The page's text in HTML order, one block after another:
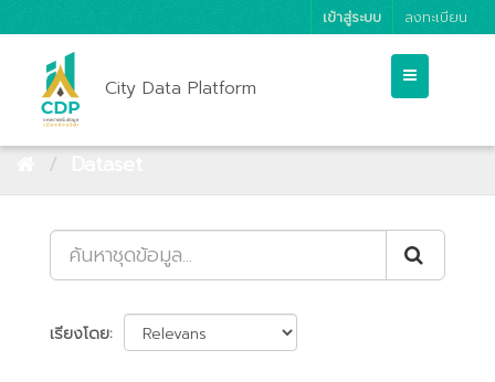
เข้าสู่ระบบ ลงทะเบียน
City Data Platform
เรียงโดย